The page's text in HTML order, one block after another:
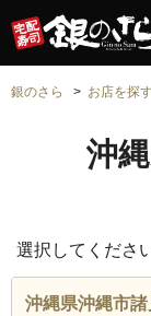
銀のさら お店を探す
沖
選択してくださ
沖縄県沖縄市